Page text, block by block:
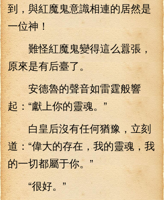
到，與紅魔鬼意識相連的居然是
一位神！
難怪紅魔鬼變得這么囂張，
原來是有后臺了。
安德魯的聲音如雷霆般響
起：“獻上你的靈魂。”
白皇后沒有任何猶豫，立刻
道：“偉大的存在，我的靈魂，我
的一切都屬于你。”
“很好。”